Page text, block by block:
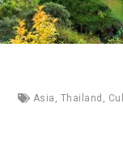
Asia , Thailand ,